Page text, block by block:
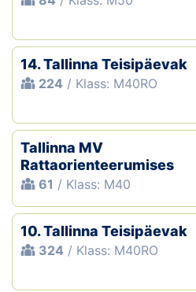
14. Tallinna Teisipäevak
224 / Klass: M40RO
Tallinna MV
Rattaorienteerumises
61 / Klass: M40
10. Tallinna Teisipäevak
324 / Klass: M40RO